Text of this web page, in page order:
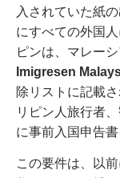
入されていた紙
にすべての外国
ピンは、マレー
Imigresen
除リストに記載
リピン人旅行者
に事前入国申告
この要件は、以